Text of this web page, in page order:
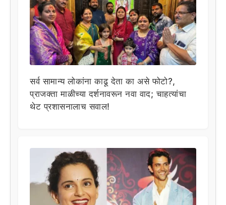
सर्व सामान्य लोकांना काढू देता का असे फोटो?,
प्राजक्ता माळीच्या दर्शनावरून नवा वाद; चाहत्यांचा
थेट प्रशासनालाच सवाल!